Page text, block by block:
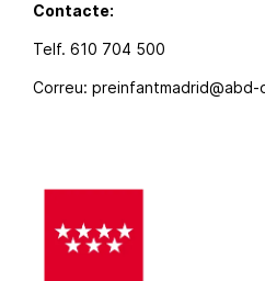
Contacte:
Telf. 610 704 500
Correu: preinfantmadrid@abd-